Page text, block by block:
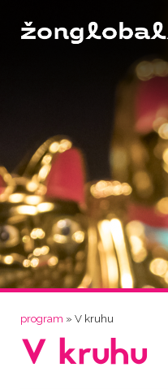
Jste zde
program » V kruhu
V kruhu